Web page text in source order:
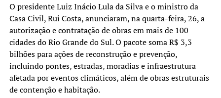
O presidente Luiz Inácio Lula da Silva e o ministro da
Casa Civil, Rui Costa, anunciaram, na quarta-feira, 26, a
autorização e contratação de obras em mais de 100
cidades do Rio Grande do Sul. O pacote soma R$ 3,3
bilhões para ações de reconstrução e prevenção,
incluindo pontes, estradas, moradias e infraestrutura
afetada por eventos climáticos, além de obras estruturais
de contenção e habitação.